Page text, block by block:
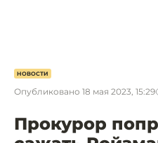
НОВОСТИ
Опубликовано 18 мая 2023, 15:29
Прокурор